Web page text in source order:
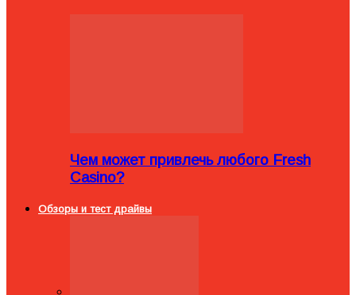
Чем может привлечь любого Fresh
Casino?
Обзоры и тест драйвы